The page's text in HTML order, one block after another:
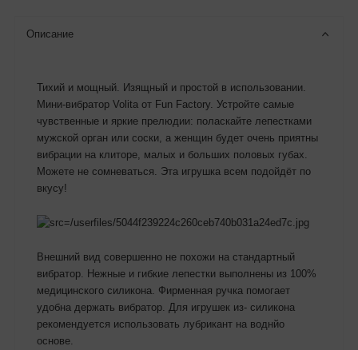
Описание
Тихий и мощный. Изящный и простой в использовании.
Мини-вибратор Volita от Fun Factory. Устройте самые
чувственные и яркие прелюдии: поласкайте лепестками
мужской орган или соски, а женщин будет очень приятны
вибрации на клиторе, малых и больших половых губах.
Можете не сомневаться. Эта игрушка всем подойдёт по
вкусу!
Внешний вид совершенно не похожи на стандартный
вибратор. Нежные и гибкие лепестки выполнены из 100%
медицинского силикона. Фирменная ручка помогает
удобна держать вибратор. Для игрушек из- силикона
рекомендуется использовать лубрикант на воднйо
основе.